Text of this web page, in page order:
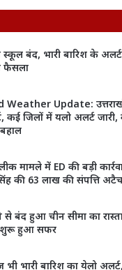
बंद, भारी बारिश के
फैसला
Update:
कई जिलों में यलो अलर्ट
मामले में ED की बड़ी
की 63 लाख की संपत्ति
से बंद हुआ चीन सीमा का
शुरू हुआ सफर
भारी बारिश का येलो